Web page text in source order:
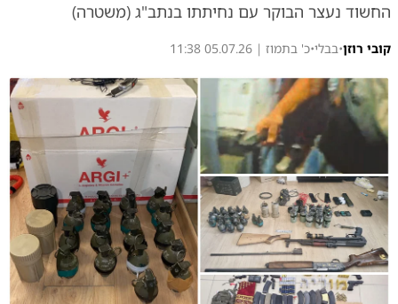
החשוד נעצר הבוקר עם נחיתתו בנתב"ג (משטרה)
קובי רוזן•בבלי•כ' בתמוז | 05.07.26 11:38